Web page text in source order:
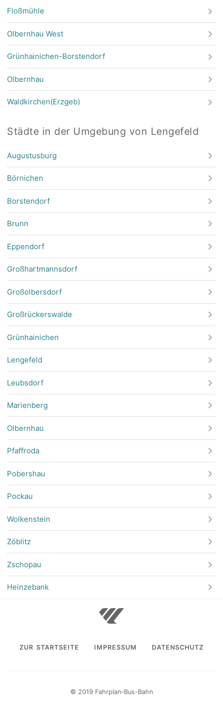
Floßmühle
Olbernhau West
Grünhainichen-Borstendorf
Olbernhau
Waldkirchen(Erzgeb)
Städte in der Umgebung von Lengefeld
Augustusburg
Börnichen
Borstendorf
Brunn
Eppendorf
Großhartmannsdorf
Großolbersdorf
Großrückerswalde
Grünhainichen
Lengefeld
Leubsdorf
Marienberg
Olbernhau
Pfaffroda
Pobershau
Pockau
Wolkenstein
Zöblitz
Zschopau
Heinzebank
ZUR STARTSEITE IMPRESSUM DATENSCHUTZ
© 2019 Fahrplan-Bus-Bahn